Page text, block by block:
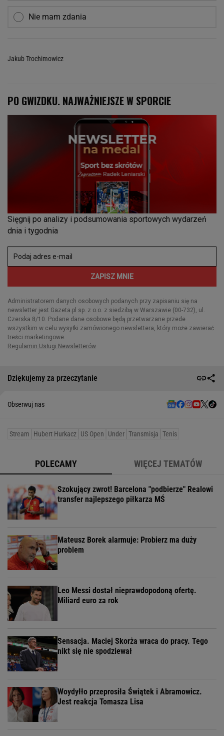
Nie mam zdania
Jakub Trochimowicz
Dziękujemy za przeczytanie
Obserwuj nas
Stream Hubert Hurkacz US Open Under Transmisja Tenis
POLECAMY WIĘCEJ TEMATÓW
Szokujący zwrot! Barcelona "podbierze" Realowi
transfer najlepszego piłkarza MŚ
Mateusz Borek alarmuje: Probierz ma duży
problem
Leo Messi dostał nieprawdopodoną ofertę.
Miliard euro za rok
Sensacja. Maciej Skorża wraca do pracy. Tego
nikt się nie spodziewał
Woydyłło przeprosiła Świątek i Abramowicz.
Jest reakcja Tomasza Lisa